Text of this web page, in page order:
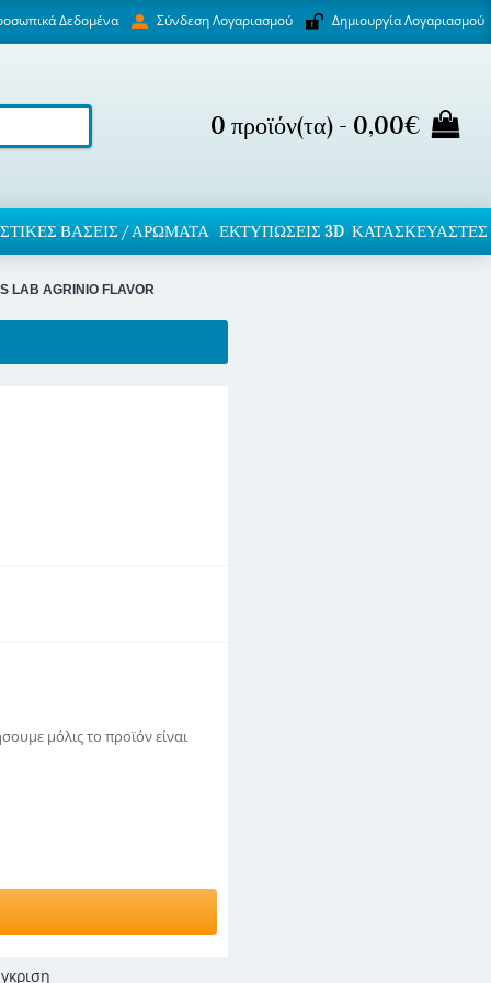
Δεδομένα Σύνδεση Λογαριασμού Δημιουργία Λογαριασμού
0 προϊόν(τα) - 0,00€
ΒΆΣΕΙΣ / ΑΡΏΜΑΤΑ ΕΚΤΥΠΏΣΕΙΣ 3D ΚΑΤΑΣΚΕΥΑΣΤΕΣ
LAB AGRINIO FLAVOR
μόλις το προϊόν είναι